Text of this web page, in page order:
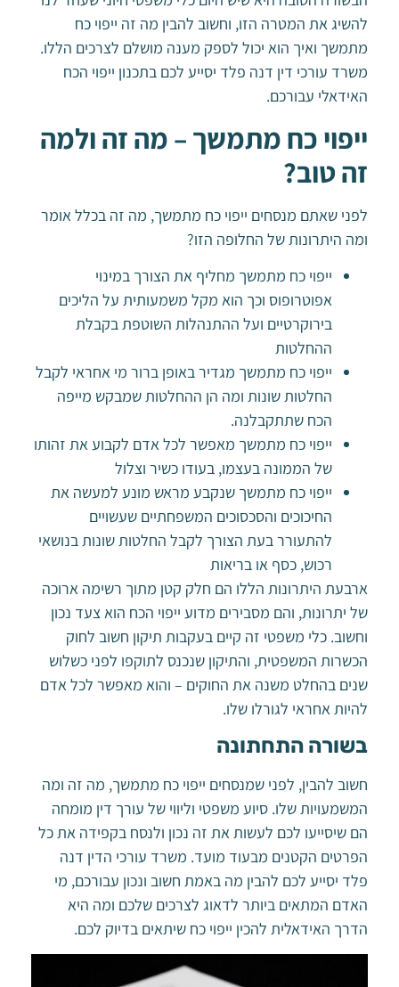
להשיג את המטרה הזו, וחשוב להבין מה זה ייפוי כח
מתמשך ואיך הוא יכול לספק מענה מושלם לצרכים הללו.
משרד עורכי דין דנה פלד יסייע לכם בתכנון ייפוי הכח
האידאלי עבורכם.
ייפוי כח מתמשך – מה זה ולמה
זה טוב?
לפני שאתם מנסחים ייפוי כח מתמשך, מה זה בכלל אומר
ומה היתרונות של החלופה הזו?
ייפוי כח מתמשך מחליף את הצורך במינוי
אפוטרופוס וכך הוא מקל משמעותית על הליכים
בירוקרטיים ועל ההתנהלות השוטפת בקבלת
ההחלטות
ייפוי כח מתמשך מגדיר באופן ברור מי אחראי לקבל
החלטות שונות ומה הן ההחלטות שמבקש מייפה
הכח שתתקבלנה.
ייפוי כח מתמשך מאפשר לכל אדם לקבוע את זהותו
של הממונה בעצמו, בעודו כשיר וצלול
ייפוי כח מתמשך שנקבע מראש מונע למעשה את
החיכוכים והסכסוכים המשפחתיים שעשויים
להתעורר בעת הצורך לקבל החלטות שונות בנושאי
רכוש, כסף או בריאות
ארבעת היתרונות הללו הם חלק קטן מתוך רשימה ארוכה
של יתרונות, והם מסבירים מדוע ייפוי הכח הוא צעד נכון
וחשוב. כלי משפטי זה קיים בעקבות תיקון חשוב לחוק
הכשרות המשפטית, והתיקון שנכנס לתוקפו לפני כשלוש
שנים בהחלט משנה את החוקים – והוא מאפשר לכל אדם
להיות אחראי לגורלו שלו.
בשורה התחתונה
חשוב להבין, לפני שמנסחים ייפוי כח מתמשך, מה זה ומה
המשמעויות שלו. סיוע משפטי וליווי של עורך דין מומחה
הם שיסייעו לכם לעשות את זה נכון ולנסח בקפידה את כל
הפרטים הקטנים מבעוד מועד. משרד עורכי הדין דנה
פלד יסייע לכם להבין מה באמת חשוב ונכון עבורכם, מי
האדם המתאים ביותר לדאוג לצרכים שלכם ומה היא
הדרך האידאלית להכין ייפוי כח שיתאים בדיוק לכם.